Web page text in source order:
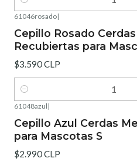
Cantidad
61046rosado|
Cepillo Rosado
Recubiertas para
$3.590 CLP
Cantidad
61048azul |
Cepillo Azul Cerdas
para Mascotas S
$2.990 CLP